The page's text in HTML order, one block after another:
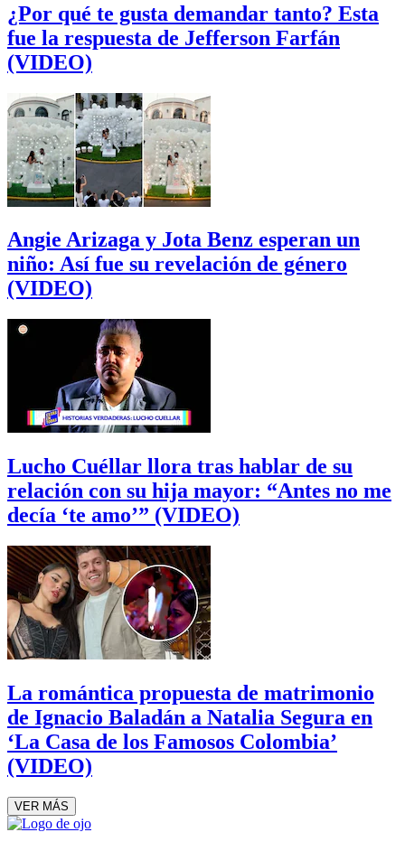
¿Por qué te gusta demandar tanto? Esta
fue la respuesta de Jefferson Farfán
(VIDEO)
Angie Arizaga y Jota Benz esperan un
niño: Así fue su revelación de género
(VIDEO)
Lucho Cuéllar llora tras hablar de su
relación con su hija mayor: “Antes no me
decía ‘te amo’” (VIDEO)
La romántica propuesta de matrimonio
de Ignacio Baladán a Natalia Segura en
‘La Casa de los Famosos Colombia’
(VIDEO)
VER MÁS